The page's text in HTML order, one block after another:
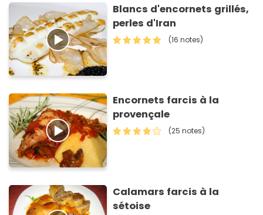
Blancs d'encornets grillés,
perles d'Iran
(16 notes)
Encornets farcis à la
provençale
(25 notes)
Calamars farcis à la
sétoise